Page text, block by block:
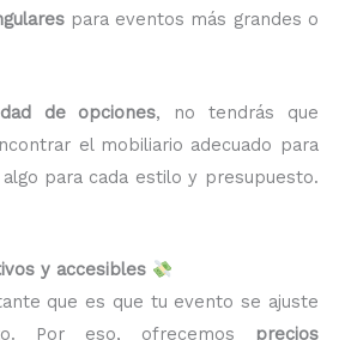
para eventos más grandes o
de opciones, no tendrás que
el mobiliario adecuado para
para cada estilo y presupuesto.
y accesibles
que es que tu evento se ajuste
Por eso, ofrecemos
precios